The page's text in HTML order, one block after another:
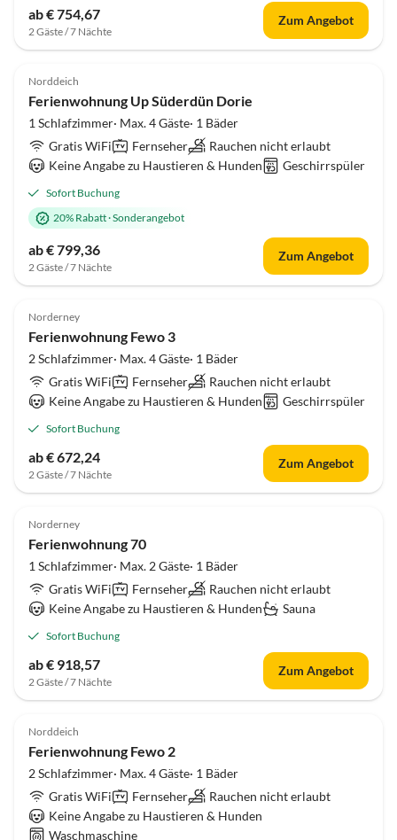
ab € 754,67
2 Gäste / 7 Nächte
Zum Angebot
4.6 (13)
Norddeich
Ferienwohnung Up Süderdün Dorie
1 Schlafzimmer· Max. 4 Gäste· 1 Bäder
Gratis WiFi
Fernseher
Rauchen nicht erlaubt
Keine Angabe zu Haustieren & Hunden
Geschirrspüler
Sofort Buchung
20% Rabatt·Sonderangebot
ab € 799,36
2 Gäste / 7 Nächte
Zum Angebot
4.8 (13)
Norderney
Ferienwohnung Fewo 3
2 Schlafzimmer· Max. 4 Gäste· 1 Bäder
Gratis WiFi
Fernseher
Rauchen nicht erlaubt
Keine Angabe zu Haustieren & Hunden
Geschirrspüler
Sofort Buchung
ab € 672,24
2 Gäste / 7 Nächte
Zum Angebot
4.5 (12)
Norderney
Ferienwohnung 70
1 Schlafzimmer· Max. 2 Gäste· 1 Bäder
Gratis WiFi
Fernseher
Rauchen nicht erlaubt
Keine Angabe zu Haustieren & Hunden
Sauna
Sofort Buchung
ab € 918,57
2 Gäste / 7 Nächte
Zum Angebot
4.8 (12)
Norddeich
Ferienwohnung Fewo 2
2 Schlafzimmer· Max. 4 Gäste· 1 Bäder
Gratis WiFi
Fernseher
Rauchen nicht erlaubt
Keine Angabe zu Haustieren & Hunden
Waschmaschine